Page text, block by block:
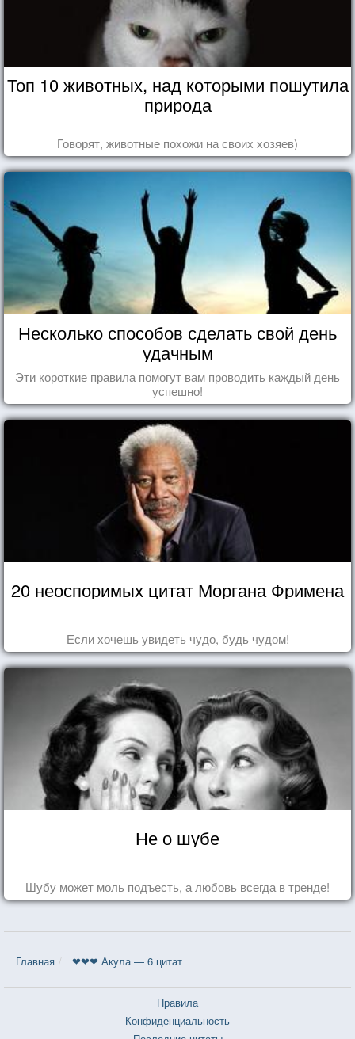
Топ 10 животных, над которыми пошутила
природа
Говорят, животные похожи на своих хозяев)
Несколько способов сделать свой день
удачным
Эти короткие правила помогут вам проводить каждый день
успешно!
20 неоспоримых цитат Моргана Фримена
Если хочешь увидеть чудо, будь чудом!
Не о шубе
Шубу может моль подъесть, а любовь всегда в тренде!
Главная ❤❤❤ Акула — 6 цитат
Правила
Конфиденциальность